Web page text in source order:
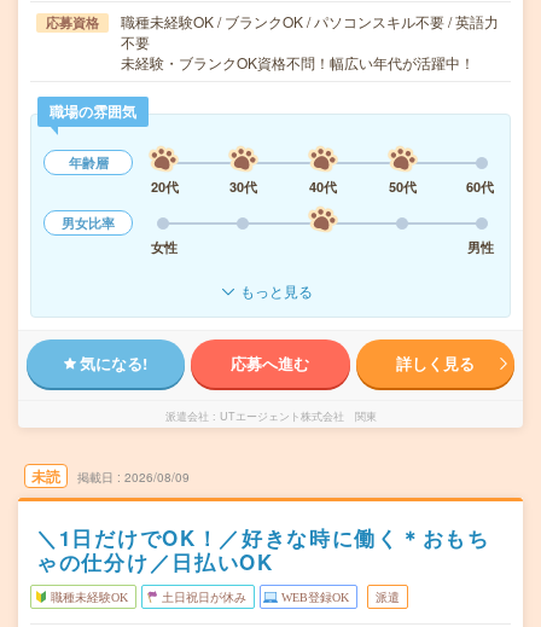
応募資格
職種未経験OK / ブランクOK / パソコンスキル不要 / 英語力
不要
未経験・ブランクOK資格不問！幅広い年代が活躍中！
職場の雰囲気
年齢層
20代
30代 40代 50代
60代
男女比率
女性
男性
もっと見る
気になる! 応募へ進む 詳しく見る
派遣会社 UTエージェント株式会社 関東
未読 掲載日 2026/08/09
＼1日だけでOK！／好きな時に働く＊おもち
ゃの仕分け／日払いOK
職種未経験OK 土日祝日が休み WEB登録OK 派遣